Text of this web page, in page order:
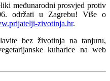
međunarodni prosvjed protiv
održati u Zagrebu! Više o
zivotinja.hr.
bez životinja na tanjuru,
kuharice na web